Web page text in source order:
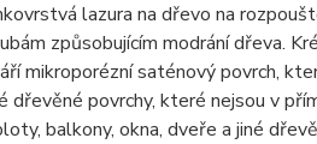
lazura na dřevo na
způsobujícím modrání dřeva.
mikroporézní saténový povrch,
dřevěné povrchy, které nejsou v
balkony, okna, dveře a jiné